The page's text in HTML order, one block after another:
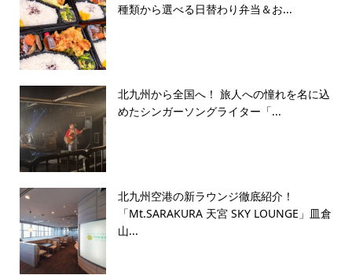
種類から選べる日替わり弁当＆お...
北九州から全国へ！ 旅人への憧れを名に込
めたシンガーソングライター「...
北九州空港の新ラウンジ徹底紹介！
「Mt.SARAKURA 天宮 SKY LOUNGE」皿倉
山...